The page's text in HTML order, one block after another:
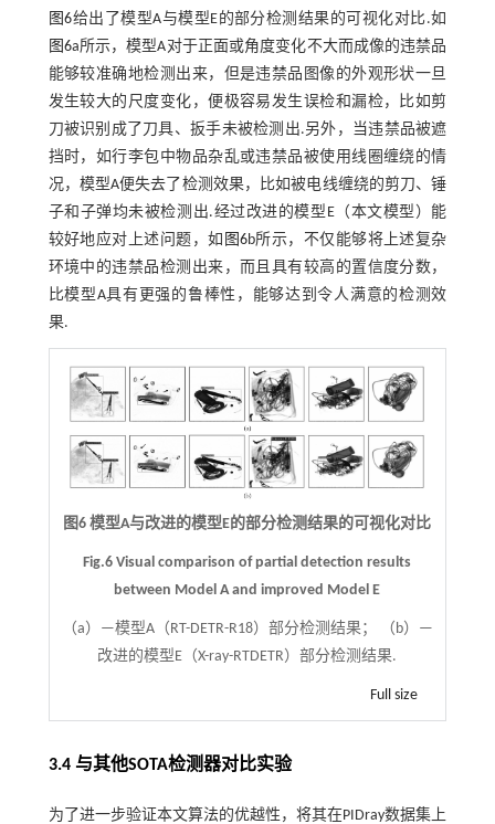
图6给出了模型A与模型E的部分检测结果的可视化对比.如
图6a所示，模型A对于正面或角度变化不大而成像的违禁品
能够较准确地检测出来，但是违禁品图像的外观形状一旦
发生较大的尺度变化，便极容易发生误检和漏检，比如剪
刀被识别成了刀具、扳手未被检测出.另外，当违禁品被遮
挡时，如行李包中物品杂乱或违禁品被使用线圈缠绕的情
况，模型A便失去了检测效果，比如被电线缠绕的剪刀、锤
子和子弹均未被检测出.经过改进的模型E（本文模型）能
较好地应对上述问题，如 图6b所示，不仅能够将上述复杂
环境中的违禁品检测出来，而且具有较高的置信度分数，
比模型A具有更强的鲁棒性，能够达到令人满意的检测效
果.
图6 模型A与改进的模型E的部分检测结果的可视化对比
Fig.6 Visual comparison of partial detection results
between Model A and improved Model E
（a）—模型A（RT-DETR-R18）部分检测结果； （b）—
改进的模型E（X-ray-RTDETR）部分检测结果.
Full size
3.4 与其他SOTA检测器对比实验
为了进一步验证本文算法的优越性，将其在PIDray数据集上